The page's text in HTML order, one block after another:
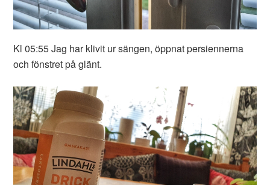
Kl 05:55 Jag har klivit ur sängen, öppnat persiennerna
och fönstret på glänt.